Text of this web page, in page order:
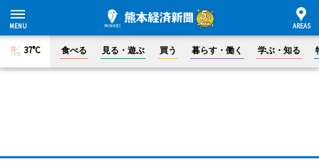
37°C 食べる 見る・遊ぶ 買う 暮らす・働く 学ぶ・知る